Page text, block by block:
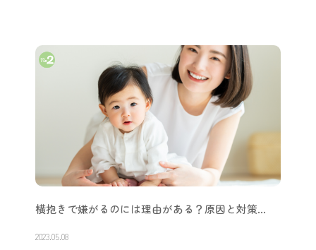
横抱きで嫌がるのには理由がある？原因と対策…
2023.05.08